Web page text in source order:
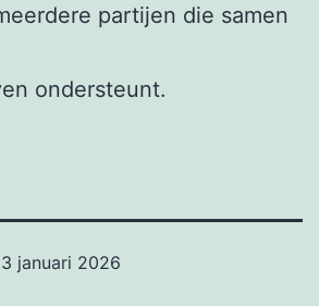
partijen die samen
ondersteunt.
januari 2026